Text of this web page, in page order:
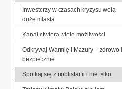
Inwestorzy w czasach kryzysu wolą
duże miasta
Kanał otwiera wiele możliwości
Odkrywaj Warmię i Mazury – zdrowo i
bezpiecznie
Spotkaj się z noblistami i nie tylko